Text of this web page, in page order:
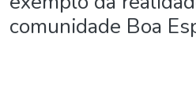
comunidade Boa